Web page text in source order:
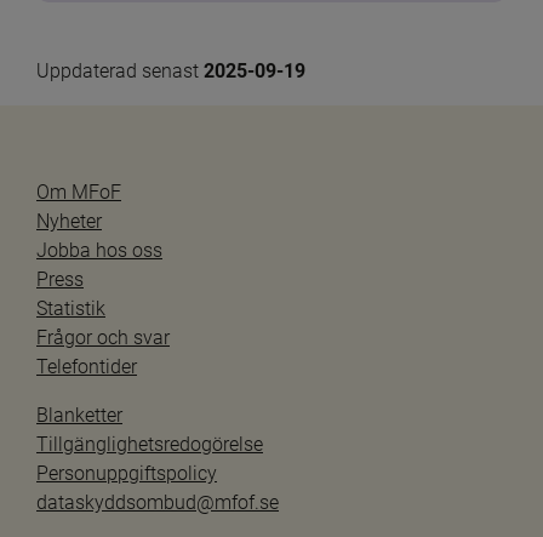
Uppdaterad senast 2025-09-19
Om MFoF
Nyheter
Jobba hos oss
Press
Statistik
Frågor och svar
Telefontider
Blanketter
Tillgänglighetsredogörelse
Personuppgiftspolicy
dataskyddsombud@mfof.se